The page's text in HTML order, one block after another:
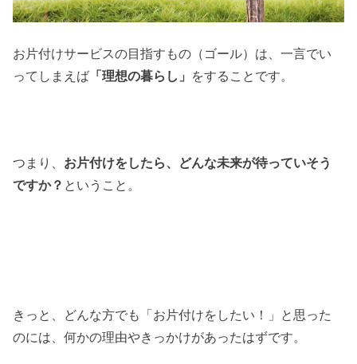
お片付けサービスの目指すもの（ゴール）は、一言でい
ってしまえば 「理想の暮らし」 をすることです。
つまり、 お片付けをしたら、どんな未来が待っていそう
ですか？ ということ。
きっと、どんな方でも「お片付けをしたい！」と思った
のには、何かの理由やきっかけがあったはずです。